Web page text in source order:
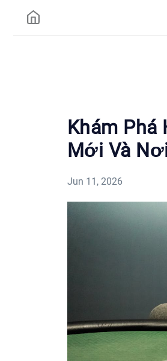
Khám
Mới Và
Jun 11, 2026